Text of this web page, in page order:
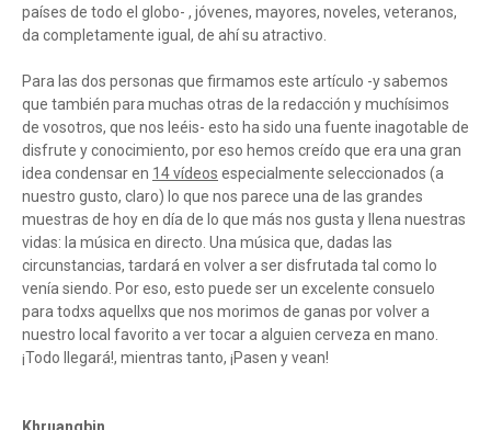
países de todo el globo- , jóvenes, mayores, noveles, veteranos,
da completamente igual, de ahí su atractivo.
Para las dos personas que firmamos este artículo -y sabemos
que también para muchas otras de la redacción y muchísimos
de vosotros, que nos leéis- esto ha sido una fuente inagotable de
disfrute y conocimiento, por eso hemos creído que era una gran
idea condensar en 14 vídeos especialmente seleccionados (a
nuestro gusto, claro) lo que nos parece una de las grandes
muestras de hoy en día de lo que más nos gusta y llena nuestras
vidas: la música en directo. Una música que, dadas las
circunstancias, tardará en volver a ser disfrutada tal como lo
venía siendo. Por eso, esto puede ser un excelente consuelo
para todxs aquellxs que nos morimos de ganas por volver a
nuestro local favorito a ver tocar a alguien cerveza en mano.
¡Todo llegará!, mientras tanto, ¡Pasen y vean!